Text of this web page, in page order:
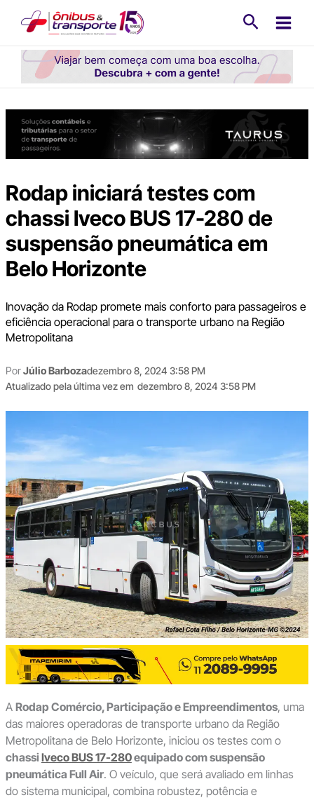
conteúdo
Rodap iniciará testes com
chassi Iveco BUS 17-280 de
suspensão pneumática em
Belo Horizonte
Inovação da Rodap promete mais conforto para passageiros e
eficiência operacional para o transporte urbano na Região
Metropolitana
PorJúlio Barbozadezembro 8, 2024 3:58 PM
Atualizado pela última vez em dezembro 8, 2024 3:58 PM
A Rodap Comércio, Participação e Empreendimentos, uma
das maiores operadoras de transporte urbano da Região
Metropolitana de Belo Horizonte, iniciou os testes com o
chassi Iveco BUS 17-280equipado com suspensão
pneumática Full Air. O veículo, que será avaliado em linhas
do sistema municipal, combina robustez, potência e